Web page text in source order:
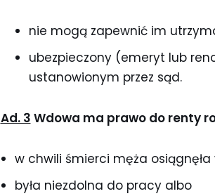
nie mogą zapewnić im
ubezpieczony (emeryt lub
ustanowionym przez sąd.
Ad. 3 Wdowa ma prawo do renty
w chwili śmierci męża
była niezdolna do pracy albo